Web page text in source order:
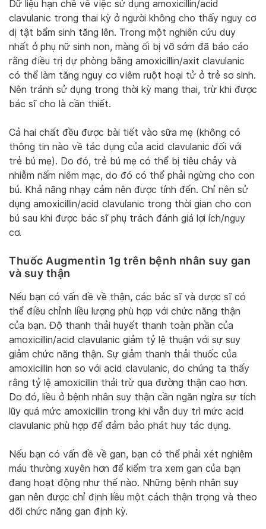
Dữ liệu hạn chế về việc sử dụng amoxicillin/acid
clavulanic trong thai kỳ ở người không cho thấy nguy cơ
dị tật bẩm sinh tăng lên. Trong một nghiên cứu duy
nhất ở phụ nữ sinh non, màng ối bị vỡ sớm đã báo cáo
rằng điều trị dự phòng bằng amoxicillin/axit clavulanic
có thể làm tăng nguy cơ viêm ruột hoại tử ở trẻ sơ sinh.
Nên tránh sử dụng trong thời kỳ mang thai, trừ khi được
bác sĩ cho là cần thiết.
Cả hai chất đều được bài tiết vào sữa mẹ (không có
thông tin nào về tác dụng của acid clavulanic đối với
trẻ bú mẹ). Do đó, trẻ bú mẹ có thể bị tiêu chảy và
nhiễm nấm niêm mạc, do đó có thể phải ngừng cho con
bú. Khả năng nhạy cảm nên được tính đến. Chỉ nên sử
dụng amoxicillin/acid clavulanic trong thời gian cho con
bú sau khi được bác sĩ phụ trách đánh giá lợi ích/nguy
cơ.
Thuốc Augmentin 1g trên bệnh nhân suy gan
và suy thận
Nếu bạn có vấn đề về thận, các bác sĩ và dược sĩ có
thể điều chỉnh liều lượng phù hợp với chức năng thận
của bạn. Độ thanh thải huyết thanh toàn phần của
amoxicillin/acid clavulanic giảm tỷ lệ thuận với sự suy
giảm chức năng thận. Sự giảm thanh thải thuốc của
amoxicillin hơn so với acid clavulanic, do chúng ta thấy
rằng tỷ lệ amoxicillin thải trừ qua đường thận cao hơn.
Do đó, liều ở bệnh nhân suy thận cần ngăn ngừa sự tích
lũy quá mức amoxicillin trong khi vẫn duy trì mức acid
clavulanic phù hợp để đảm bảo phát huy tác dụng.
Nếu bạn có vấn đề về gan, bạn có thể phải xét nghiệm
máu thường xuyên hơn để kiểm tra xem gan của bạn
đang hoạt động như thế nào. Những bệnh nhân suy
gan nên được chỉ định liều một cách thận trọng và theo
dõi chức năng gan định kỳ.